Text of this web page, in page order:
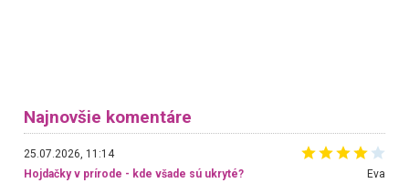
Najnovšie komentáre
25.07.2026, 11:14
Hojdačky v prírode - kde všade sú ukryté?
Eva